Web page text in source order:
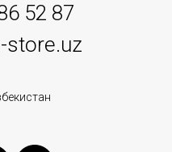
52 87
store.uz